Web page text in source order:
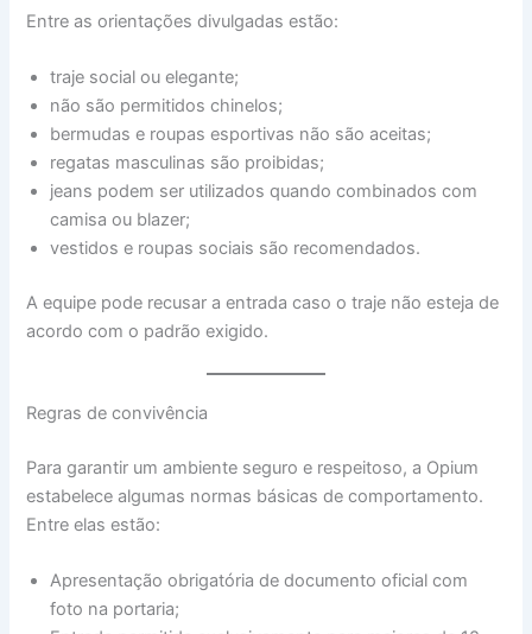
Entre as orientações divulgadas estão:
traje social ou elegante;
não são permitidos chinelos;
bermudas e roupas esportivas não são aceitas;
regatas masculinas são proibidas;
jeans podem ser utilizados quando combinados com
camisa ou blazer;
vestidos e roupas sociais são recomendados.
A equipe pode recusar a entrada caso o traje não esteja de
acordo com o padrão exigido.
Regras de convivência
Para garantir um ambiente seguro e respeitoso, a Opium
estabelece algumas normas básicas de comportamento.
Entre elas estão:
Apresentação obrigatória de documento oficial com
foto na portaria;